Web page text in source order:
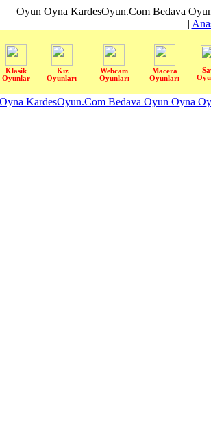
Oyun Oyna KardesOyun.Com Bedava
|
Klasik
Oyunlar
Kız
Oyunları
Webcam
Oyunları
Macera
Oyunları
KardesOyun.Com Bedava Oyun Oyna